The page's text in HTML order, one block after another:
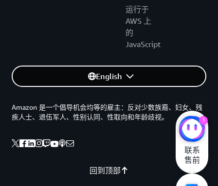
运行于
AWS 上
的
JavaScript
English
回到顶部
Amazon 是一个倡导机会均等的雇主：反对少数族裔、妇女、残
疾人士、退伍军人、性别认同、性取向和年龄歧视。
1
联系
售前